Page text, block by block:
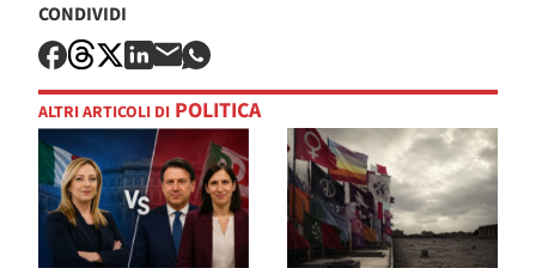
CONDIVIDI
ALTRI ARTICOLI DI POLITICA